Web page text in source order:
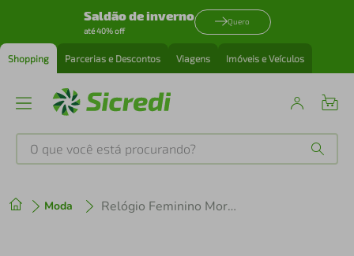
Saldão de inverno
até 40% off
Quero
Shopping Parcerias e Descontos Viagens Imóveis e Veículos
O que você está procurando?
Moda Relógio Feminino Mormaii Vintage MOJAD291DAB/4P